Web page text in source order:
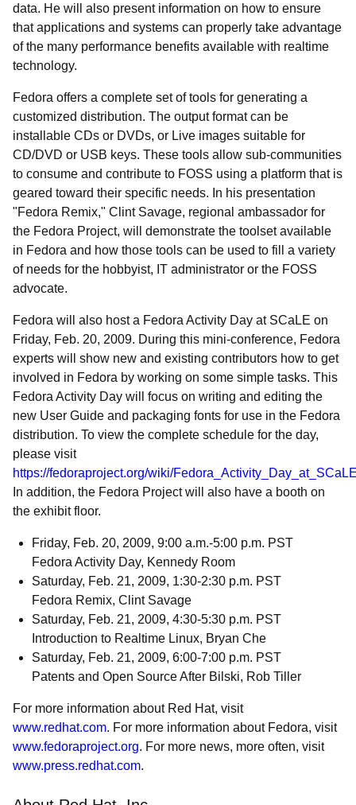
data. He will also present information on how to ensure
that applications and systems can properly take advantage
of the many performance benefits available with realtime
technology.
Fedora offers a complete set of tools for generating a
customized distribution. The output format can be
installable CDs or DVDs, or Live images suitable for
CD/DVD or USB keys. These tools allow sub-communities
to consume and contribute to FOSS using a platform that is
geared toward their specific needs. In his presentation
"Fedora Remix," Clint Savage, regional ambassador for
the Fedora Project, will demonstrate the toolset available
in Fedora and how those tools can be used to fill a variety
of needs for the hobbyist, IT administrator or the FOSS
advocate.
Fedora will also host a Fedora Activity Day at SCaLE on
Friday, Feb. 20, 2009. During this mini-conference, Fedora
experts will show new and existing contributors how to get
involved in Fedora by working on some simple tasks. This
Fedora Activity Day will focus on writing and editing the
new User Guide and packaging fonts for use in the Fedora
distribution. To view the complete schedule for the day,
please visit
https://fedoraproject.org/wiki/
In addition, the Fedora Project will also have a booth on
the exhibit floor.
Friday, Feb. 20, 2009, 9:00 a.m.-5:00 p.m. PST
Fedora Activity Day, Kennedy Room
Saturday, Feb. 21, 2009, 1:30-2:30 p.m. PST
Fedora Remix, Clint Savage
Saturday, Feb. 21, 2009, 4:30-5:30 p.m. PST
Introduction to Realtime Linux, Bryan Che
Saturday, Feb. 21, 2009, 6:00-7:00 p.m. PST
Patents and Open Source After Bilski, Rob Tiller
For more information about Red Hat, visit
www.redhat.com. For more information about Fedora, visit
www.fedoraproject.org. For more news, more often, visit
www.press.redhat.com.